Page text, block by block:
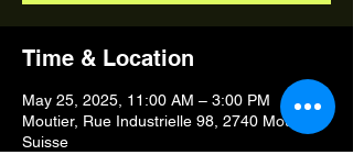
Time & Location
May 25, 2025, 11:00 AM – 3:00 PM
Moutier, Rue Industrielle 98, 2740 Moutier,
Suisse